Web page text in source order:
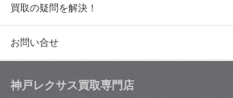
買取の疑問を解決！
お問い合せ
神戸レクサス買取専門店